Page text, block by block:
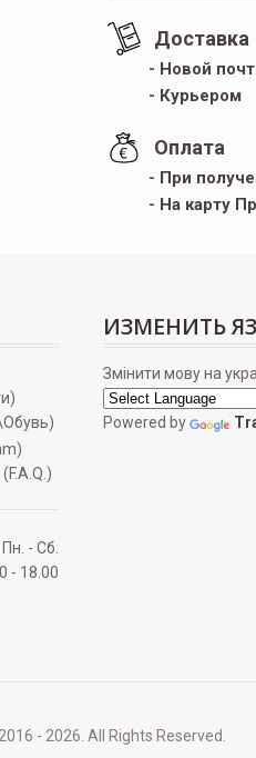
Доставка
- Новой
- Курьером
Оплата
- При
- На карту
Пн. - Сб.
- 18.00
ИЗМЕНИТЬ
Змінити мову на
Powered by
- 2026. All Rights Reserved.